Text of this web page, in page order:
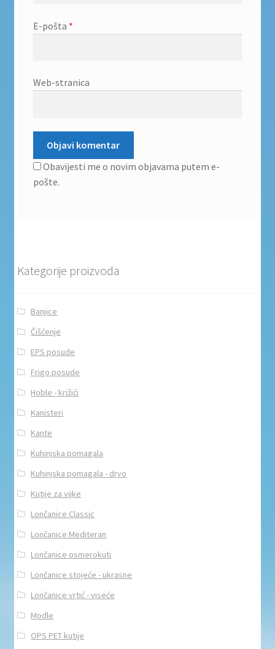
E-pošta *
Web-stranica
Obavijesti me o novim objavama putem e-
pošte.
Kategorije proizvoda
Banjice
Čišćenje
EPS posude
Frigo posude
Hoble - križići
Kanisteri
Kante
Kuhinjska pomagala
Kuhinjska pomagala - drvo
Kutije za vijke
Lončanice Classic
Lončanice Mediteran
Lončanice osmerokuti
Lončanice stojeće - ukrasne
Lončanice vrtić - viseće
Modle
OPS PET kutije